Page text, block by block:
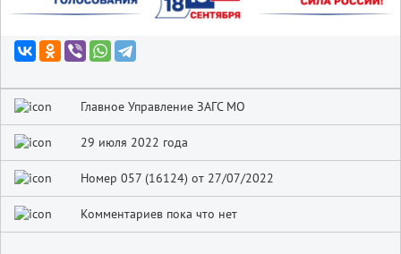
Главное Управление ЗАГС МО
29 июля 2022 года
Номер 057 (16124) от 27/07/2022
Комментариев пока что нет